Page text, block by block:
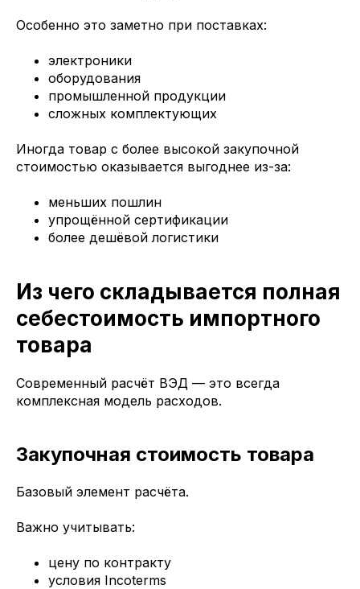
Особенно это заметно при поставках:
электроники
оборудования
промышленной продукции
сложных комплектующих
Иногда товар с более высокой закупочной
стоимостью оказывается выгоднее из-за:
меньших пошлин
упрощённой сертификации
более дешёвой логистики
Из чего складывается полная
себестоимость импортного
товара
Современный расчёт ВЭД — это всегда
комплексная модель расходов.
Закупочная стоимость товара
Базовый элемент расчёта.
Важно учитывать:
цену по контракту
условия Incoterms